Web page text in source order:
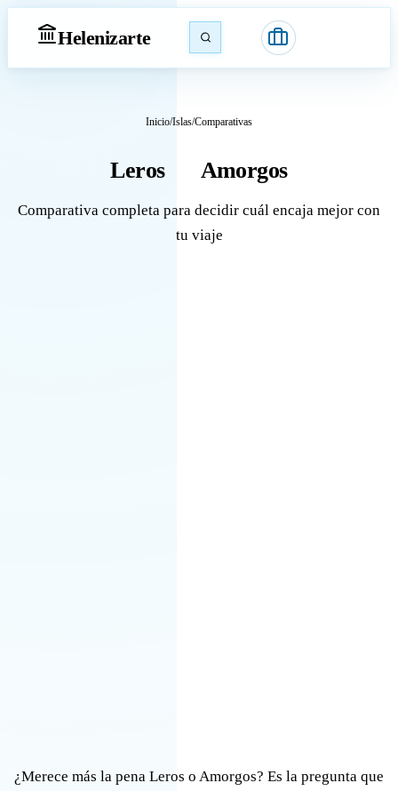
Helenizarte
Inicio/Islas/Comparativas
Leros Amorgos
Comparativa completa para decidir cuál encaja mejor con
tu viaje
¿Merece más la pena Leros o Amorgos? Es la pregunta que